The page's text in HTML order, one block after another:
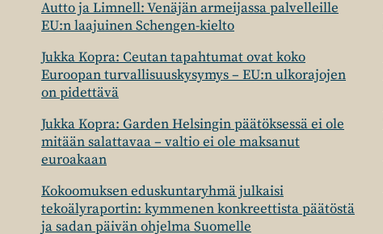
Autto ja Limnell: Venäjän armeijassa palvelleille
EU:n laajuinen Schengen-kielto
Jukka Kopra: Ceutan tapahtumat ovat koko
Euroopan turvallisuuskysymys – EU:n ulkorajojen
on pidettävä
Jukka Kopra: Garden Helsingin päätöksessä ei ole
mitään salattavaa – valtio ei ole maksanut
euroakaan
Kokoomuksen eduskuntaryhmä julkaisi
tekoälyraportin: kymmenen konkreettista päätöstä
ja sadan päivän ohjelma Suomelle